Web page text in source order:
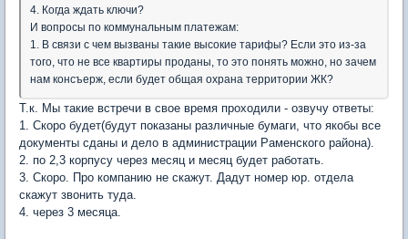
4. Когда ждать ключи?
И вопросы по коммунальным платежам:
1. В связи с чем вызваны такие высокие тарифы? Если это из-за
того, что не все квартиры проданы, то это понять можно, но зачем
нам консъерж, если будет общая охрана территории ЖК?
Т.к. Мы такие встречи в свое время проходили - озвучу ответы:
1. Скоро будет(будут показаны различные бумаги, что якобы все
документы сданы и дело в администрации Раменского района).
2. по 2,3 корпусу через месяц и месяц будет работать.
3. Скоро. Про компанию не скажут. Дадут номер юр. отдела
скажут звонить туда.
4. через 3 месяца.